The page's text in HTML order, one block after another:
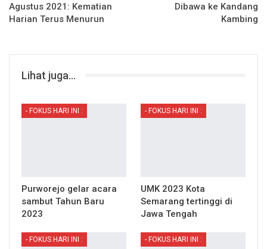
Agustus 2021: Kematian
Harian Terus Menurun
Dibawa ke Kandang
Kambing
Lihat juga...
- FOKUS HARI INI :
Purworejo gelar acara
sambut Tahun Baru
2023
- FOKUS HARI INI :
UMK 2023 Kota
Semarang tertinggi di
Jawa Tengah
- FOKUS HARI INI : - FOKUS HARI INI :